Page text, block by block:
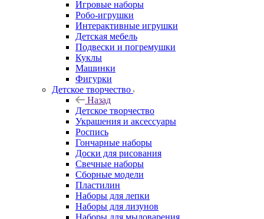
Игровые наборы
Робо-игрушки
Интерактивные игрушки
Детская мебель
Подвески и погремушки
Куклы
Машинки
Фигурки
Детское творчество
Назад
Детское творчество
Украшения и аксессуары
Роспись
Гончарные наборы
Доски для рисования
Свечные наборы
Сборные модели
Пластилин
Наборы для лепки
Наборы для лизунов
Наборы для мыловарения